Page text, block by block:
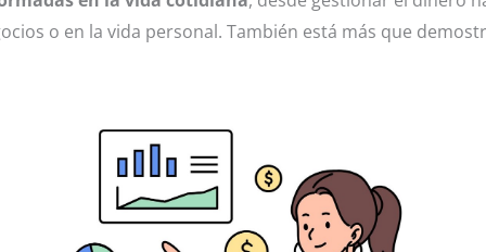
o en la vida personal. También está más que